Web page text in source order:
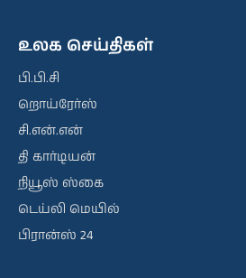
உலக செய்திகள்
பி.பி.சி
றொய்ரேர்ஸ்
சி.என்.என்
தி கார்டியன்
நியூஸ் ஸ்கை
டெய்லி மெயில்
பிரான்ஸ் 24